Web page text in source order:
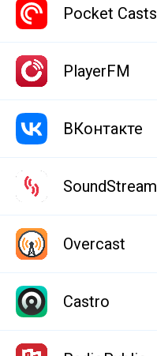
Pocket Casts
PlayerFM
ВКонтакте
SoundStream
Overcast
Castro